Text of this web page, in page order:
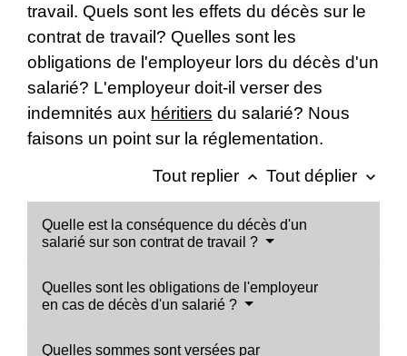
travail. Quels sont les effets du décès sur le
contrat de travail? Quelles sont les
obligations de l'employeur lors du décès d'un
salarié? L'employeur doit-il verser des
indemnités aux héritiers du salarié? Nous
faisons un point sur la réglementation.
Tout replier keyboard_arrow_up Tout déplier keyboard_arrow_down
Quelle est la conséquence du décès d'un
salarié sur son contrat de travail ?
Quelles sont les obligations de l'employeur
en cas de décès d'un salarié ?
Quelles sommes sont versées par